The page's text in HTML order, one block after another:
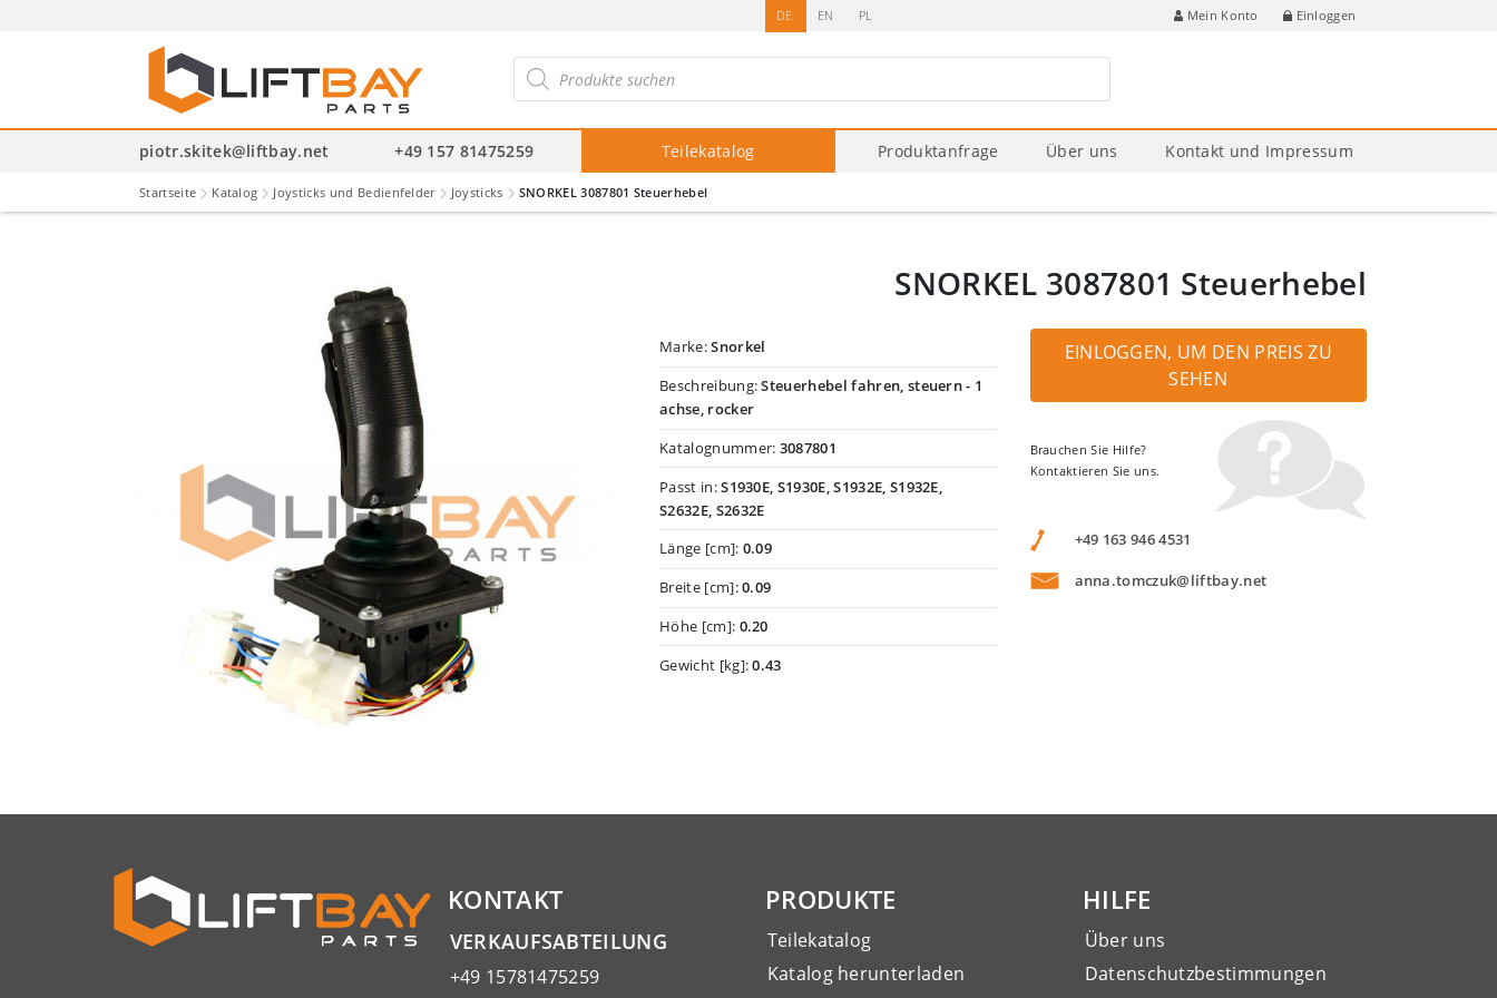
DE EN PL Mein Konto Einloggen
search
piotr.skitek@liftbay.net +49 157 81475259 Teilekatalog Produktanfrage Über uns Kontakt und Impressum
Startseite Katalog Joysticks und Bedienfelder Joysticks SNORKEL 3087801 Steuerhebel
SNORKEL 3087801 Steuerhebel
Marke:Snorkel
Beschreibung:Steuerhebel fahren, steuern - 1
achse, rocker
Katalognummer: 3087801
Passt in:S1930E, S1930E, S1932E, S1932E,
S2632E, S2632E
Länge [cm]: 0.09
Breite [cm]:0.09
Höhe [cm]: 0.20
Gewicht [kg]:0.43
EINLOGGEN, UM DEN PREIS ZU
SEHEN
Brauchen Sie Hilfe?
Kontaktieren Sie uns.
+49 163 946 4531
anna.tomczuk@liftbay.net
KONTAKT
VERKAUFSABTEILUNG
+49 15781475259
PRODUKTE
Teilekatalog
Katalog herunterladen
HILFE
Über uns
Datenschutzbestimmungen